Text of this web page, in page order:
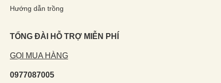
Hướng dẫn trồng
TỔNG ĐÀI HỖ TRỢ MIỄN PHÍ
GỌI MUA HÀNG
0977087005